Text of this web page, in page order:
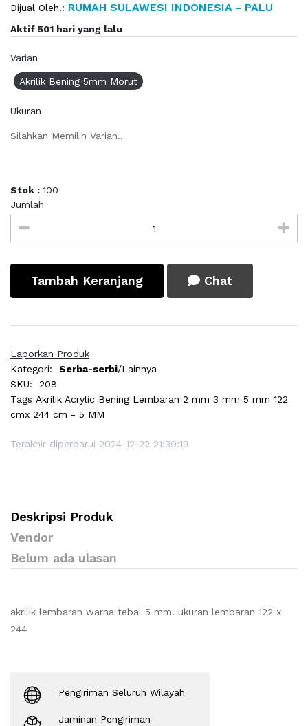
Dijual Oleh.: RUMAH SULAWESI INDONESIA - PALU
Aktif 501 hari yang lalu
Varian
Akrilik Bening 5mm Morut
Ukuran
Silahkan Memilih Varian..
Stok : 100
Jumlah
Tambah Keranjang Chat
Laporkan Produk
Kategori:
Serba-serbi/Lainnya
SKU:
208
Tags Akrilik Acrylic Bening Lembaran 2 mm 3 mm 5 mm 122
cmx 244 cm - 5 MM
Terakhir diperbarui 2024-12-22 21:39:19
Deskripsi Produk
Vendor
Belum ada ulasan
akrilik lembaran warna tebal 5 mm. ukuran lembaran 122 x
244
Pengiriman Seluruh Wilayah
Jaminan Pengiriman